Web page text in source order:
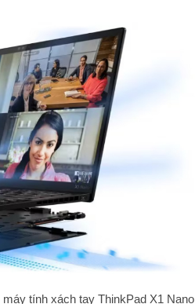
tính xách tay ThinkPad X1 Nano